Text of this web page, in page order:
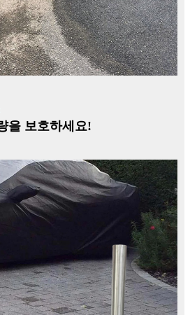
을 보호하세요!